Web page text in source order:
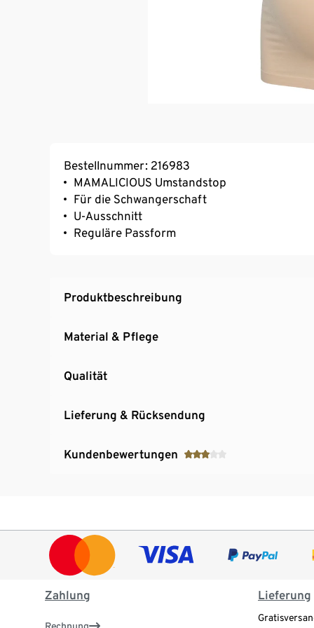
Bestellnummer: 216983
MAMALICIOUS Umstandstop
Für die Schwangerschaft
U-Ausschnitt
Reguläre Passform
Produktbeschreibung
Material & Pflege
Qualität
Lieferung & Rücksendung
Kundenbewertungen
Zahlung Lieferung